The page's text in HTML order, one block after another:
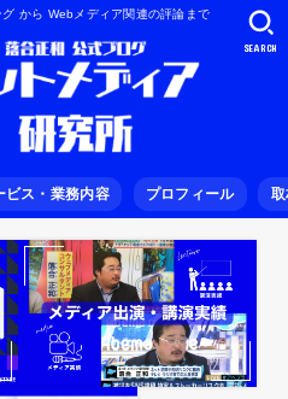
から Webメディア関連の評論まで
ビス・業務内容 プロフィール 取
SEARCH